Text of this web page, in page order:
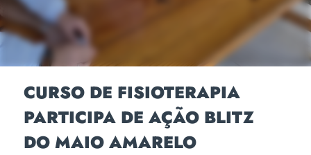
CURSO DE FISIOTERAPIA
PARTICIPA DE AÇÃO BLITZ
DO MAIO AMARELO